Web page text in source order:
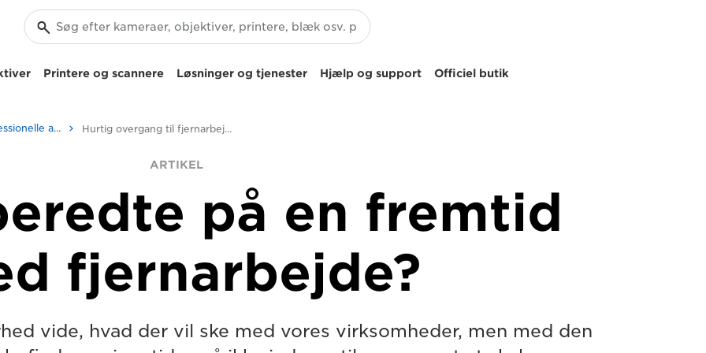
Printere og scannere Løsninger og tjenester Hjælp og support Officiel butik
Erhvervs- og professionelle artikler Hurtig overgang til fjernarbejde
ARTIKEL
på en fremtid
fjernarbejde?
vide, hvad der vil ske med vores virksomheder, men med den